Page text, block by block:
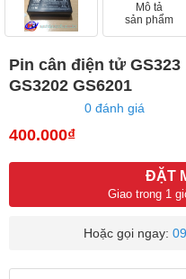
Mô tả
sản phẩm
Pin cân điện tử GS323
GS3202 GS6201
0 đánh giá
400.000₫
ĐẶT
Giao trong 1
Hoặc gọi ngay: